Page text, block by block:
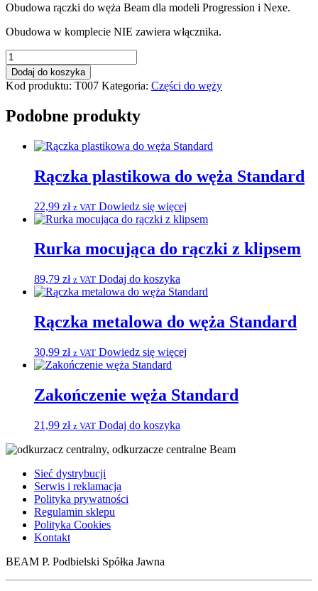
Obudowa rączki do węża Beam dla modeli Progression i Nexe.
Obudowa w komplecie NIE zawiera włącznika.
ilość
Obudowa
rączki
BEAM
Dodaj do koszyka
Kod produktu: T007 Kategoria: Części do węży
Podobne produkty
Rączka plastikowa do węża Standard
22,99 zł z VAT Dowiedz się więcej
Rurka mocująca do rączki z klipsem
89,79 zł z VAT Dodaj do koszyka
Rączka metalowa do węża Standard
30,99 zł z VAT Dowiedz się więcej
Zakończenie węża Standard
21,99 zł z VAT Dodaj do koszyka
Sieć dystrybucji
Serwis i reklamacja
Polityka prywatności
Regulamin sklepu
Polityka Cookies
Kontakt
BEAM P. Podbielski Spółka Jawna